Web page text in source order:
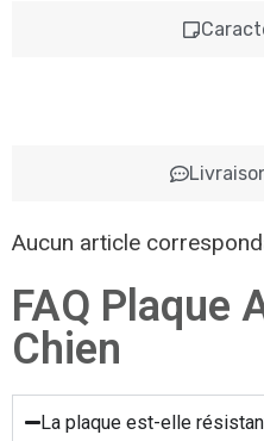
Aucun article
FAQ Plaque
Chien
La plaque est-elle